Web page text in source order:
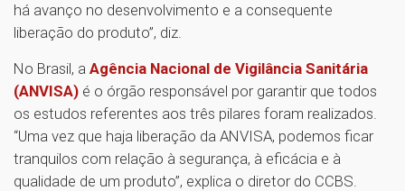
há avanço no desenvolvimento e a consequente
liberação do produto”, diz.
No Brasil, a Agência Nacional de Vigilância Sanitária
(ANVISA) é o órgão responsável por garantir que todos
os estudos referentes aos três pilares foram realizados.
“Uma vez que haja liberação da ANVISA, podemos ficar
tranquilos com relação à segurança, à eficácia e à
qualidade de um produto”, explica o diretor do CCBS.